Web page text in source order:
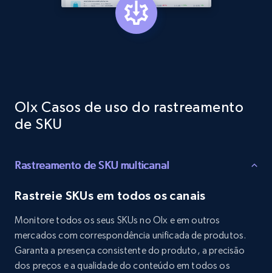
175+ Comece agora
URL, Product id, Title, Product description,
Rating, Reviews count, Initial price, Discount,
1.3K+ 175+ Comece agora
Target - Discover products by category url
URL, Product id, Title, Product description,
Rating, Reviews count, Initial price, Discount,
Olx Casos de uso do rastreamento
de SKU
Rastreamento de SKU multicanal
Rastreie SKUs em todos os canais
Monitore todos os seus SKUs no Olx e em outros
mercados com correspondência unificada de produtos.
Garanta a presença consistente do produto, a precisão
dos preços e a qualidade do conteúdo em todos os